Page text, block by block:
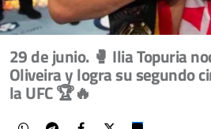
29 de junio. 🥊 Ilia Topuria
Oliveira y logra su segundo
la UFC 🏆🔥